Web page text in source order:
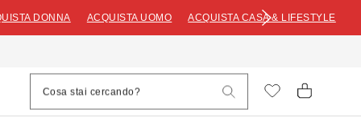
DONNA ACQUISTA UOMO ACQUISTA CASA & LIFESTYLE